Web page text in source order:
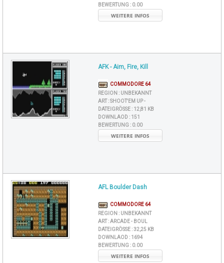
BEWERTUNG : 0.00
WEITERE INFOS
AFK - Aim, Fire, Kill
COMMODORE 64
REGION : UNBEKANNT
ART :SHOOT'EM UP -
DATEIGRÖSSE : 12,81 KB
DOWNLAOD : 151
BEWERTUNG : 0.00
WEITERE INFOS
AFL Boulder Dash
COMMODORE 64
REGION : UNBEKANNT
ART :ARCADE - BOUL
DATEIGRÖSSE : 32,25 KB
DOWNLAOD : 1694
BEWERTUNG : 0.00
WEITERE INFOS